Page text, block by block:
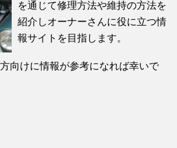
を通じて修理方法や維持の方法を
紹介しオーナーさんに役に立つ情
報サイトを目指します。
向けに情報が参考になれば幸いで